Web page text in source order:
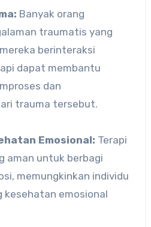
Banyak orang
traumatis yang
berinteraksi
dapat membantu
dan
trauma tersebut.
Emosional: Terapi
aman untuk berbagi
memungkinkan individu
kesehatan emosional